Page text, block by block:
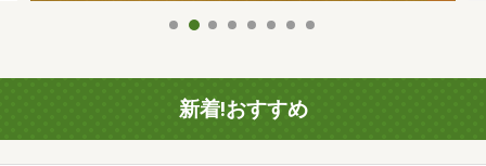
新着!おすすめ